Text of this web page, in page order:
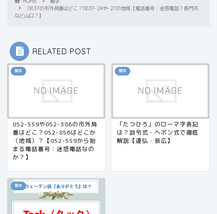
0837の市外局番はどこ？0837-24や-27の地域【電話番号：迷惑電話？長門市
など山口？】
RELATED POST
雑学
052-559や052-386の市外局
番はどこ？052-856はどこか
（地域）？【052-559から始
まる電話番号：迷惑電話なの
か？】
雑学
「たつひろ」のローマ字表記
は？訓令式・ヘボン式で徹底
解説【達弘・辰広】
雑学